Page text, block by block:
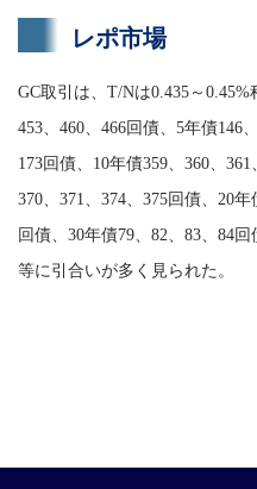
レポ市場
GC取引は、T/Nは0.435～
453、460、466回債、5年債146
173回債、10年債359、360、361
370、371、374、375回債、20
回債、30年債79、82、83、84
等に引合いが多く見られた。